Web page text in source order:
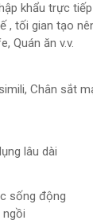
khẩu trực
, tối gian tạo
Quán ăn v.v.
Chân sắt
lâu dài
sống động